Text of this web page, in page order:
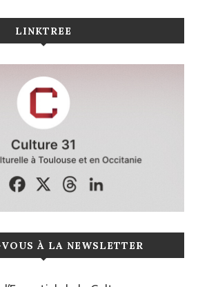
LINKTREE
À LA NEWSLETTER